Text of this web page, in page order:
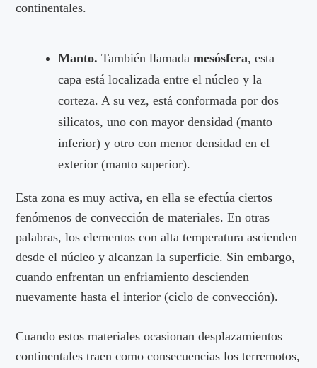
continentales.
Manto.También llamadamesósfera, esta
capa está localizada entre el núcleo y la
corteza. A su vez, está conformada por dos
silicatos, uno con mayor densidad (manto
inferior) y otro con menor densidad en el
exterior (manto superior).
Esta zona es muy activa, en ella se efectúa ciertos
fenómenos de convección de materiales. En otras
palabras, los elementos con alta temperatura ascienden
desde el núcleo y alcanzan la superficie. Sin embargo,
cuando enfrentan un enfriamiento descienden
nuevamente hasta el interior (ciclo de convección).
Cuando estos materiales ocasionan desplazamientos
continentales traen como consecuencias los terremotos,